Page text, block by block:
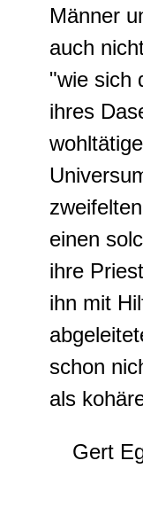
Männer
auch
"wie sich
ihres
einen
ihre
ihn mit
schon
als
Gert